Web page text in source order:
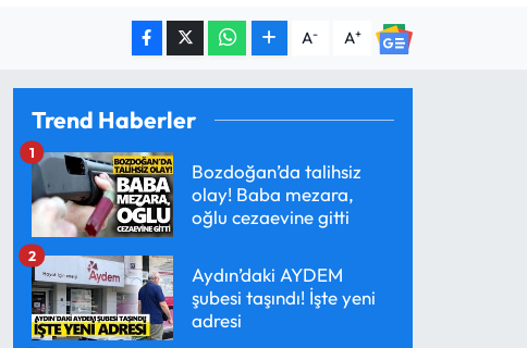
A- A+
Trend Haberler
Bozdoğan’da talihsiz
olay! Baba mezara,
oğlu cezaevine gitti
1
Aydın’daki AYDEM
şubesi taşındı! İşte yeni
adresi
2